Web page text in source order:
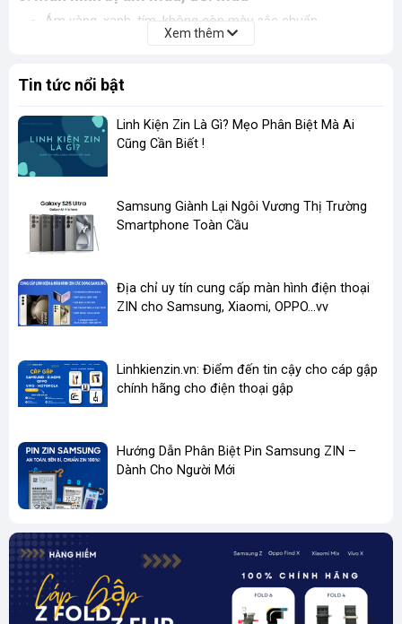
Ám vàng, xanh, tím, không còn màu sắc chuẩn
4.Màn bị sọc, nhòe, loang màu
Xuất hiện sọc ngang/dọc, màn hình nhòe
Có vết đốm đen, loang mực – lan rộng theo thời gian
📌Không thể sửa – cần thay mới màn hình.
5.Màn không hiển thị – đen toàn bộ
thấy hình
Cắm sạc vẫn báo, nhưng màn tối
thay màn mới là giải pháp duy nhất.
6.Hiển thị chập chờn, nhấp nháy
Nháy liên tục gây mỏi mắt
🔧 Có thể do cáp lỏng, IC lỗi – nếu kiểm tra không sửa
được →nên thay màn mới.
Xem thêm
Tin tức nổi bật
Linh Kiện Zin Là Gì? Mẹo Phân Biệt Mà Ai
Cũng Cần Biết !
​Samsung Giành Lại Ngôi Vương Thị Trường
Smartphone Toàn Cầu
Địa chỉ uy tín cung cấp màn hình điện thoại
ZIN cho Samsung, Xiaomi, OPPO...vv
Linhkienzin.vn: Điểm đến tin cậy cho cáp gập
chính hãng cho điện thoại gập
Hướng Dẫn Phân Biệt Pin Samsung ZIN –
Dành Cho Người Mới